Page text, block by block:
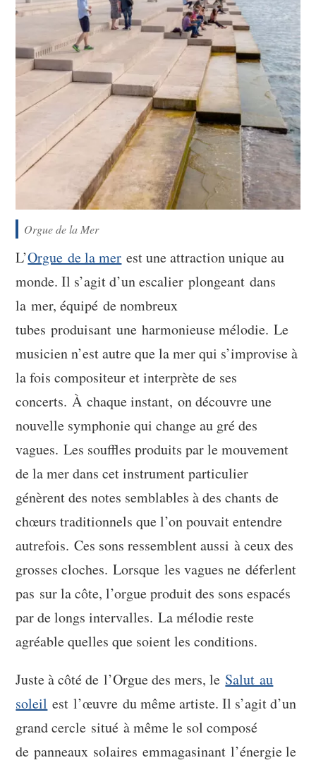
Orgue de la Mer
L’Orgue de la mer est une attraction unique au
monde. Il s’agit d’un escalier plongeant dans
la mer, équipé de nombreux
tubes produisant une harmonieuse mélodie. Le
musicien n’est autre que la mer qui s’improvise à
la fois compositeur et interprète de ses
concerts. À ​chaque instant, on découvre une
nouvelle symphonie qui change au gré des
vagues. Les souffles produits par le mouvement
de la mer dans cet instrument particulier
génèrent des notes semblables à des chants de
chœurs traditionnels que l’on pouvait entendre
autrefois. Ces sons ressemblent aussi à ceux des
grosses cloches. Lorsque les vagues ne déferlent
pas sur la côte, l’orgue produit des sons espacés
par de longs intervalles. La mélodie reste
agréable quelles que soient les conditions.
Juste à côté de l’Orgue des mers, le Salut au
soleil est l’œuvre du même artiste. Il s’agit d’un
grand cercle situé à même le sol composé
de panneaux solaires emmagasinant l’énergie le